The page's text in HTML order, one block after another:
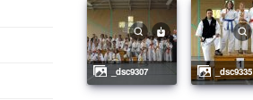
_dsc9307 _dsc9335